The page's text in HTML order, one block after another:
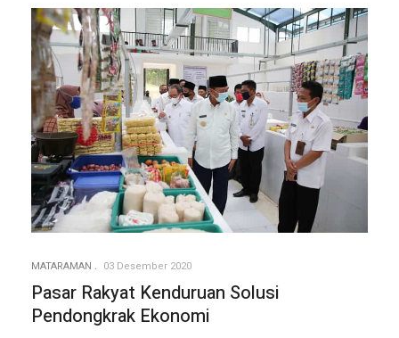
MATARAMAN 03 Desember 2020
Pasar Rakyat Kenduruan Solusi
Pendongkrak Ekonomi